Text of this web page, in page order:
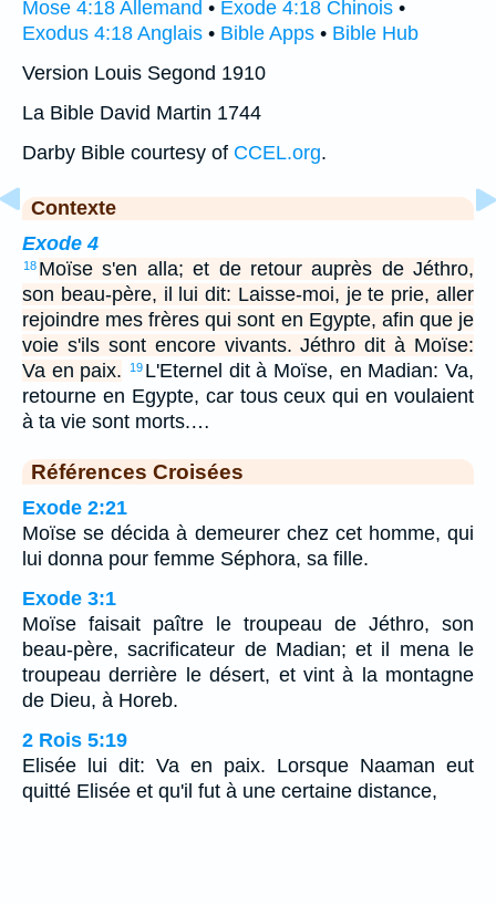
Mose 4:18 Allemand • Exode 4:18 Chinois •
Exodus 4:18 Anglais • Bible Apps • Bible Hub
Version Louis Segond 1910
La Bible David Martin 1744
Darby Bible courtesy of CCEL.org.
Contexte
Exode 4
18 Moïse s'en alla; et de retour auprès de Jéthro,
son beau-père, il lui dit: Laisse-moi, je te prie, aller
rejoindre mes frères qui sont en Egypte, afin que je
voie s'ils sont encore vivants. Jéthro dit à Moïse:
Va en paix.
19 L'Eternel dit à Moïse, en Madian: Va,
retourne en Egypte, car tous ceux qui en voulaient
à ta vie sont morts.…
Références Croisées
Exode 2:21
Moïse se décida à demeurer chez cet homme, qui
lui donna pour femme Séphora, sa fille.
Exode 3:1
Moïse faisait paître le troupeau de Jéthro, son
beau-père, sacrificateur de Madian; et il mena le
troupeau derrière le désert, et vint à la montagne
de Dieu, à Horeb.
2 Rois 5:19
Elisée lui dit: Va en paix. Lorsque Naaman eut
quitté Elisée et qu'il fut à une certaine distance,